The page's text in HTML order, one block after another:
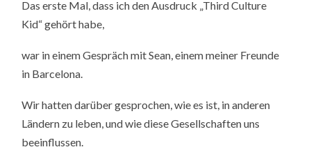
MIT
Das erste Mal, dass ich den Ausdruck „Third Culture
Kid“ gehört habe,
war in einem Gespräch mit Sean, einem meiner Freunde
in Barcelona.
Wir hatten darüber gesprochen, wie es ist, in anderen
Ländern zu leben, und wie diese Gesellschaften uns
beeinflussen.